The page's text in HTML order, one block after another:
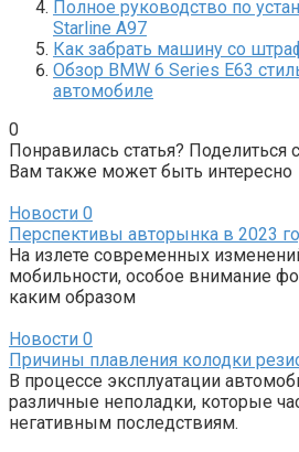
Полное руководство по
Starline A97
Как забрать машину со
Обзор BMW 6 Series E63
автомобиле
0
Понравилась статья? Поделиться
Вам также может быть интересно
Новости 0
Перспективы авторынка в 2023
На излете современных
мобильности, особое внимание
каким образом
Новости 0
Причины плавления колодки
В процессе эксплуатации
различные неполадки, которые
негативным последствиям.